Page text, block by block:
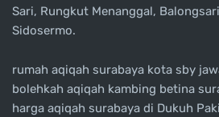
Sari, Rungkut Menanggal,
Sidosermo.
rumah aqiqah surabaya kota sby
bolehkah aqiqah kambing betina
harga aqiqah surabaya di Dukuh